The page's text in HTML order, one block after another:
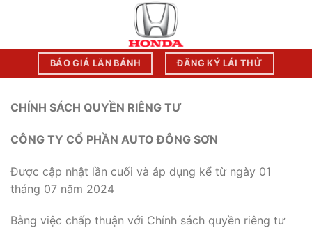
BÁO GIÁ LĂN BÁNH ĐĂNG KÝ LÁI THỬ
CHÍNH SÁCH QUYỀN RIÊNG TƯ
CÔNG TY CỔ PHẦN AUTO ĐÔNG SƠN
Được cập nhật lần cuối và áp dụng kể từ ngày 01
tháng 07 năm 2024
Bằng việc chấp thuận với Chính sách quyền riêng tư